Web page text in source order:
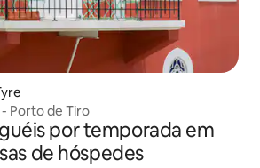
Porto de Tiro
por temporada em
de hóspedes